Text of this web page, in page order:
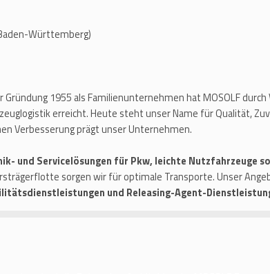
Württemberg)
Gründung 1955 als Familienunternehmen hat MOSOLF
erreicht. Heute steht unser Name für Qualität,
Verbesserung prägt unser Unternehmen.
und Servicelösungen für Pkw, leichte Nutzfahrzeuge
sorgen wir für optimale Transporte. Unser
und Releasing-Agent-